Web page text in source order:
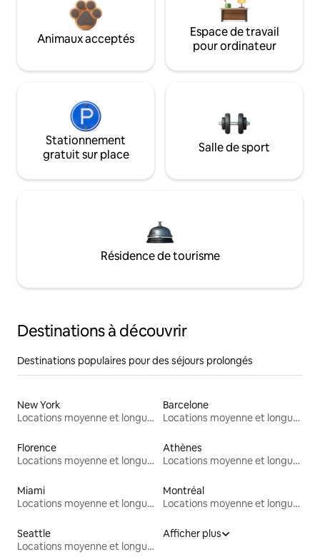
Animaux acceptés
Espace de travail
pour ordinateur
Stationnement
gratuit sur place
Salle de sport
Résidence de tourisme
Destinations à découvrir
Destinations populaires pour des séjours prolongés
New York
Locations moyenne et longue durée
Barcelone
Locations moyenne et longue durée
Florence
Locations moyenne et longue durée
Athènes
Locations moyenne et longue durée
Miami
Locations moyenne et longue durée
Montréal
Locations moyenne et longue durée
Seattle
Locations moyenne et longue durée
Afficher plus